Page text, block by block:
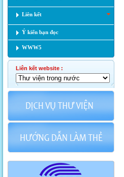
Liên kết
Ý kiến bạn đọc
WWW5
Liên kết website :